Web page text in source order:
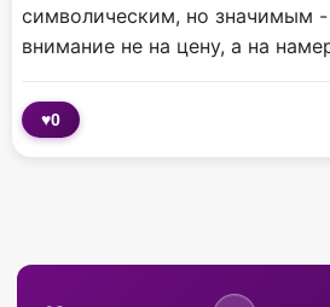
символическим, но значимым -
внимание не на цену, а на
♥0